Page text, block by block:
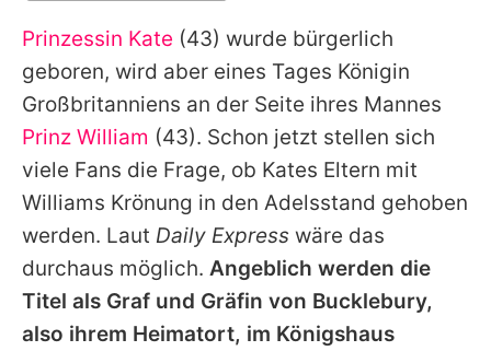
Alle Themen auf Promiflash
Jobs
App runterladen
Team
Redaktionelle Richtlinien
Impressum
Datenschutzerklärung
Prinzessin Kate (43) wurde bürgerlich
geboren, wird aber eines Tages Königin
Großbritanniens an der Seite ihres Mannes
Prinz William (43). Schon jetzt stellen sich
viele Fans die Frage, ob Kates Eltern mit
Williams Krönung in den Adelsstand gehoben
werden. Laut Daily Express wäre das
durchaus möglich. Angeblich werden die
Titel als Graf und Gräfin von Bucklebury,
also ihrem Heimatort, im Königshaus